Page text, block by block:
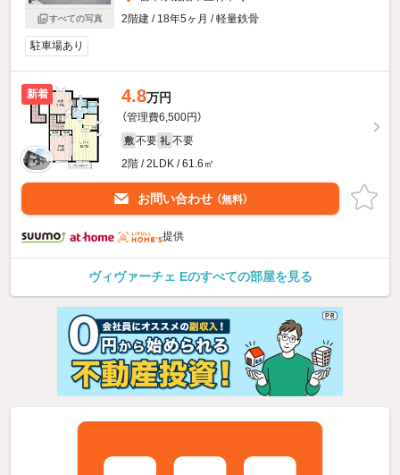
すべての写真
2階建 / 18年5ヶ月 / 軽量鉄骨
駐車場あり
新着 4.8万円
（管理費6,500円）
敷 不要 礼 不要
2階 / 2LDK / 61.6㎡
お問い合わせ （無料）
提供
ヴィヴァーチェ Eのすべての部屋を見る